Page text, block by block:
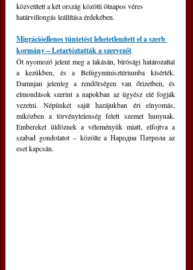
közvetített a két ország közötti ötnapos véres
határvillongás leállítása érdekében.
Migrációellenes tüntetést lehetetlenített el a szerb
kormány – Letartóztatták a szervezőt
Öt nyomozó jelent meg a lakásán, bírósági határozattal
a kezükben, és a Belügyminisztériumba kísérték.
Damnjan jelenleg a rendőrségen van őrizetben, és
elmondások szerint a napokban az ügyész elé fogják
vezetni. Népünket saját hazájukban éri elnyomás,
miközben a törvénytelenség felett szemet hunynak.
Embereket üldöznek a véleményük miatt, elfojtva a
szabad gondolatot ‒ közölte a Народна Патрола az
eset kapcsán.